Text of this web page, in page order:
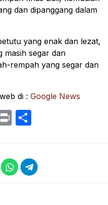
dan dipanggang dalam
yang enak dan lezat,
masih segar dan
rempah yang segar dan
di : Google News
Print